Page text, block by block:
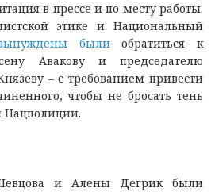
в прессе и по месту работы.
этике и Национальный
былиобратиться к
Авакову и председателю
– с требованием привести
чтобы не бросать тень
Нацполиции.
и Алены Дегрик были